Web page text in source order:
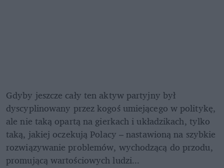
Gdyby jeszcze cały ten aktyw partyjny był
dyscyplinowany przez kogoś umiejącego w politykę,
ale nie taką opartą na gierkach i układzikach, tylko
taką, jakiej oczekują Polacy – nastawioną na szybkie
rozwiązywanie problemów, wychodzącą do przodu,
promującą wartościowych ludzi...